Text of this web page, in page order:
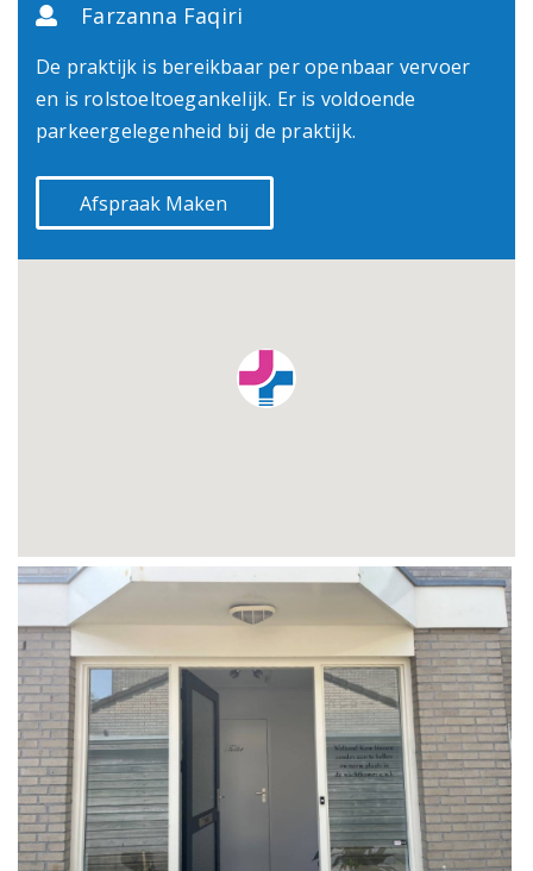
Farzanna Faqiri
De praktijk is bereikbaar per openbaar vervoer
en is rolstoeltoegankelijk. Er is voldoende
parkeergelegenheid bij de praktijk.